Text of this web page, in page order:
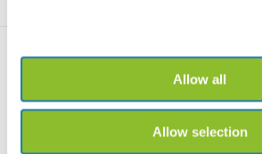
Allow all
Allow selection